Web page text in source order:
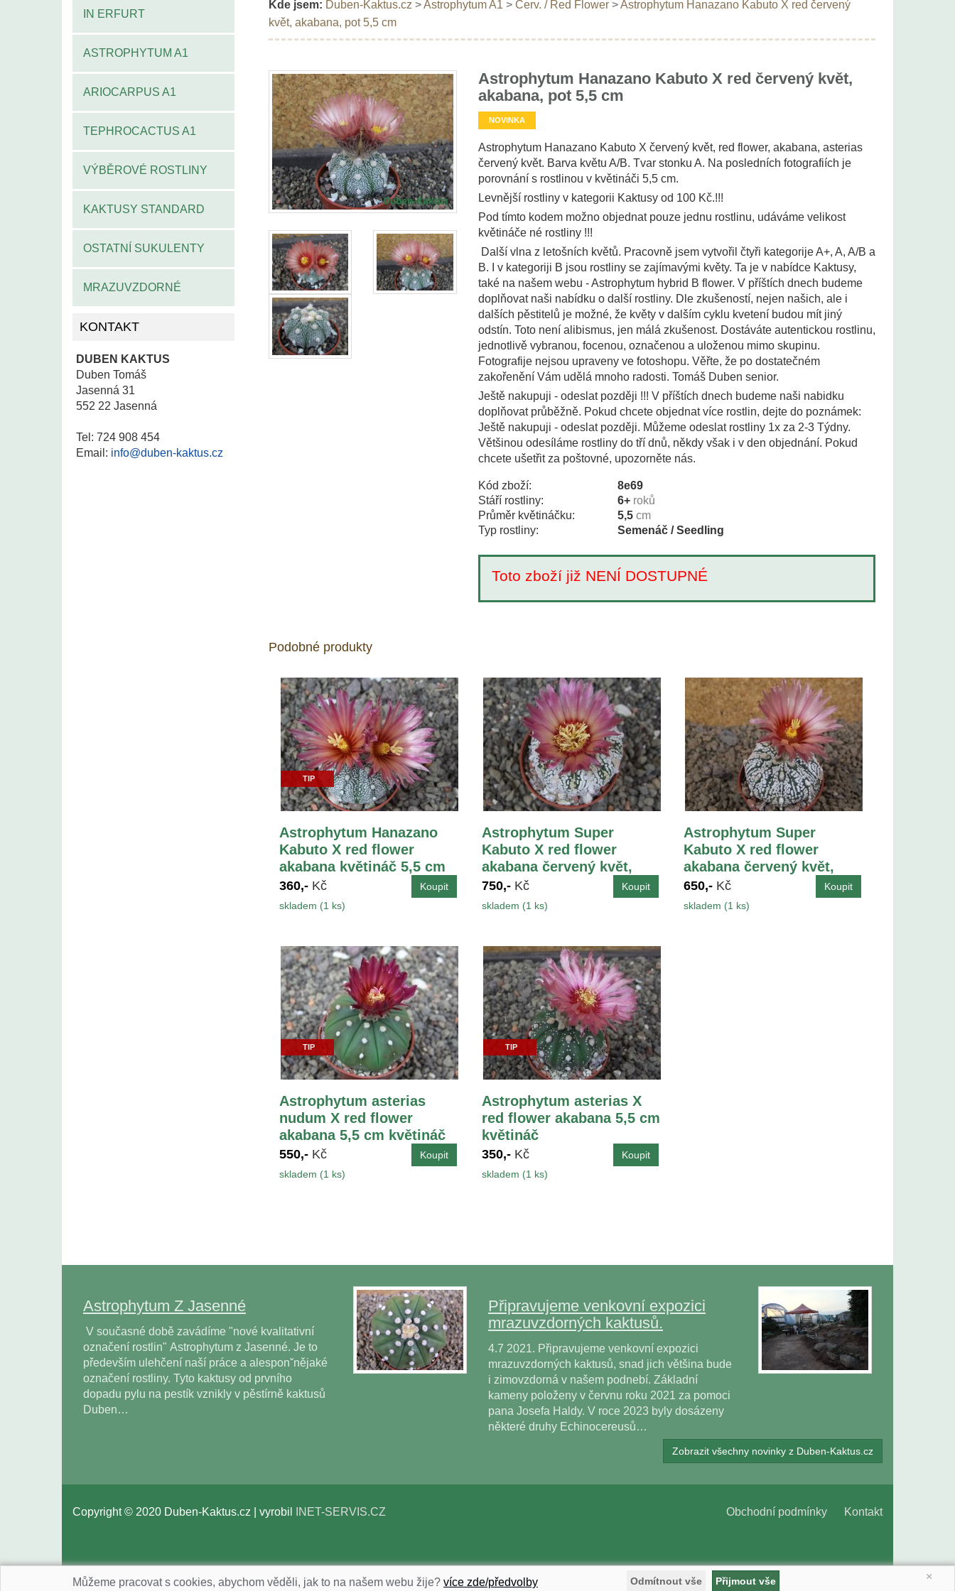
IN ERFURT
ASTROPHYTUM A1
ARIOCARPUS A1
TEPHROCACTUS A1
VÝBĚROVÉ ROSTLINY
KAKTUSY STANDARD
OSTATNÍ SUKULENTY
MRAZUVZDORNÉ
KONTAKT
DUBEN KAKTUS
Duben Tomáš
Jasenná 31
552 22 Jasenná
Tel: 724 908 454
Email: info@duben-kaktus.cz
Kde jsem: Duben-Kaktus.cz >Astrophytum A1 > Červ. / Red Flower>Astrophytum Hanazano Kabuto X red červený
květ, akabana, pot 5,5 cm
Astrophytum Hanazano Kabuto X red červený květ,
akabana, pot 5,5 cm
NOVINKA
Astrophytum Hanazano Kabuto X červený květ, red flower, akabana, asterias
červený květ. Barva květu A/B. Tvar stonku A. Na posledních fotografiích je
porovnání s rostlinou v květináči 5,5 cm.
Levnější rostliny v kategorii Kaktusy od 100 Kč.!!!
Pod tímto kodem možno objednat pouze jednu rostlinu, udáváme velikost
květináče né rostliny !!!
Další vlna z letošních květů. Pracovně jsem vytvořil čtyři kategorije A+, A, A/B a
B. I v kategoriji B jsou rostliny se zajímavými květy. Ta je v nabídce Kaktusy,
také na našem webu - Astrophytum hybrid B flower. V příštích dnech budeme
doplňovat naši nabídku o další rostliny. Dle zkušeností, nejen našich, ale i
dalších pěstitelů je možné, že květy v dalším cyklu kvetení budou mít jiný
odstín. Toto není alibismus, jen málá zkušenost. Dostáváte autentickou rostlinu,
jednotlivě vybranou, focenou, označenou a uloženou mimo skupinu.
Fotografije nejsou upraveny ve fotoshopu. Věřte, že po dostatečném
zakořenění Vám udělá mnoho radosti. Tomáš Duben senior.
Ještě nakupuji - odeslat později !!! V příštích dnech budeme naši nabidku
doplňovat průběžně. Pokud chcete objednat více rostlin, dejte do poznámek:
Ještě nakupuji - odeslat později. Můžeme odeslat rostliny 1x za 2-3 Týdny.
Většinou odesíláme rostliny do tří dnů, někdy však i v den objednání. Pokud
chcete ušetřit za poštovné, upozorněte nás.
Kód zboží:
8e69
Stáří rostliny:
6+ roků
Průměr květináčku:
5,5 cm
Typ rostliny:
Semenáč / Seedling
Toto zboží již NENÍ DOSTUPNÉ
Podobné produkty
TIP
Astrophytum Hanazano
Kabuto X red flower
akabana květináč 5,5 cm
360,- Kč
skladem (1 ks)
Astrophytum Super
Kabuto X red flower
akabana červený květ,
květináč 5,5 cm
750,- Kč
skladem (1 ks)
Astrophytum Super
Kabuto X red flower
akabana červený květ,
květináč 5,5 cm
650,- Kč
skladem (1 ks)
TIP
Astrophytum asterias
nudum X red flower
akabana 5,5 cm květináč
550,- Kč
skladem (1 ks)
TIP
Astrophytum asterias X
red flower akabana 5,5 cm
květináč
350,- Kč
skladem (1 ks)
Astrophytum Z Jasenné
V současné době zavádíme "nové kvalitativní
označení rostlin" Astrophytum z Jasenné. Je to
především ulehčení naší práce a alesponˇnějaké
označení rostliny. Tyto kaktusy od prvního
dopadu pylu na pestík vznikly v pěstírně kaktusů
Duben…
Připravujeme venkovní expozici
mrazuvzdorných kaktusů.
4.7 2021. Připravujeme venkovní expozici
mrazuvzdorných kaktusů, snad jich většina bude
i zimovzdorná v našem podnebí. Základní
kameny položeny v červnu roku 2021 za pomoci
pana Josefa Haldy. V roce 2023 byly dosázeny
některé druhy Echinocereusů…
Zobrazit všechny novinky z Duben-Kaktus.cz
Obchodní podmínky Kontakt
Copyright © 2020 Duben-Kaktus.cz | vyrobil INET-SERVIS.CZ
×
Můžeme pracovat s cookies, abychom věděli, jak to na našem webu žije? více zde/předvolby